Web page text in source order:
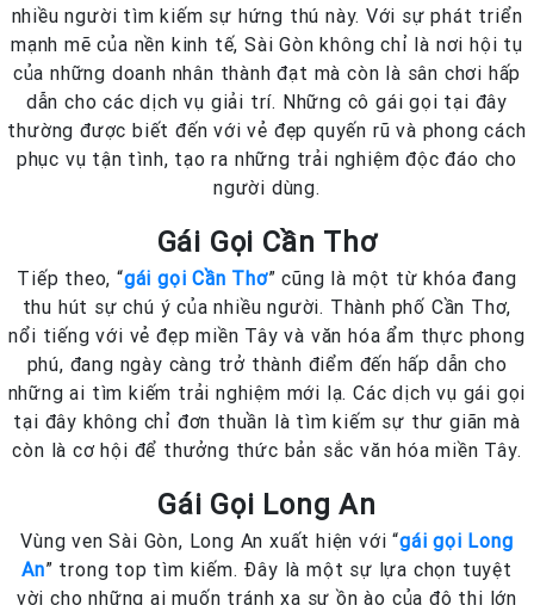
nhiều người tìm kiếm sự hứng thú này. Với sự phát triển
mạnh mẽ của nền kinh tế, Sài Gòn không chỉ là nơi hội tụ
của những doanh nhân thành đạt mà còn là sân chơi hấp
dẫn cho các dịch vụ giải trí. Những cô gái gọi tại đây
thường được biết đến với vẻ đẹp quyến rũ và phong cách
phục vụ tận tình, tạo ra những trải nghiệm độc đáo cho
người dùng.
Gái Gọi Cần Thơ
Tiếp theo, “gái gọi Cần Thơ” cũng là một từ khóa đang
thu hút sự chú ý của nhiều người. Thành phố Cần Thơ,
nổi tiếng với vẻ đẹp miền Tây và văn hóa ẩm thực phong
phú, đang ngày càng trở thành điểm đến hấp dẫn cho
những ai tìm kiếm trải nghiệm mới lạ. Các dịch vụ gái gọi
tại đây không chỉ đơn thuần là tìm kiếm sự thư giãn mà
còn là cơ hội để thưởng thức bản sắc văn hóa miền Tây.
Gái Gọi Long An
Vùng ven Sài Gòn, Long An xuất hiện với “gái gọi Long
An” trong top tìm kiếm. Đây là một sự lựa chọn tuyệt
vời cho những ai muốn tránh xa sự ồn ào của đô thị lớn